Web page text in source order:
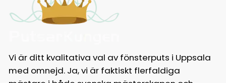
Vi är ditt kvalitativa val av fönsterputs i Uppsala
med omnejd. Ja, vi är faktiskt flerfaldiga